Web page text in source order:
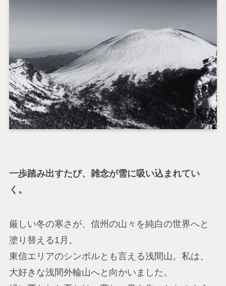
一歩踏み出すたび、雑念が雪に吸い込まれてい
く。
厳しい冬の寒さが、信州の山々を純白の世界へと
塗り替える1月。
東信エリアのシンボルとも言える浅間山。私は、
大好きな浅間外輪山へと向かいました。